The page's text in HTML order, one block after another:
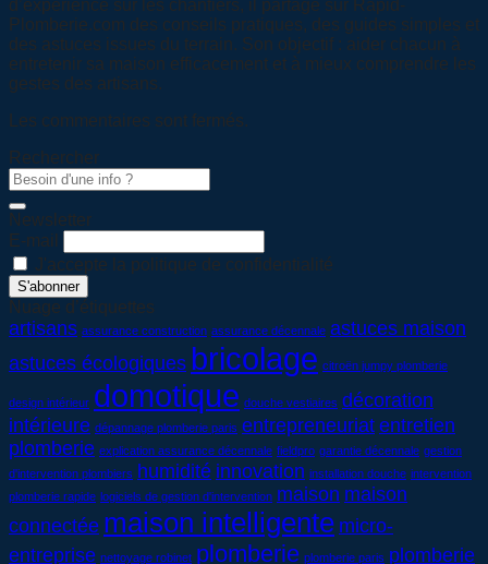
d’expérience sur les chantiers, il partage sur Rapid-
Plomberie.com des conseils pratiques, des guides simples et
des astuces issues du terrain. Son objectif : aider chacun à
entretenir sa maison efficacement et à mieux comprendre les
gestes des artisans.
Les commentaires sont fermés.
Rechercher
Newsletter
E-mail
J'accepte la politique de confidentialité
Nuage d’étiquettes
artisans assurance construction assurance décennale astuces maison
astuces écologiques bricolage citroën jumpy plomberie
design intérieur domotique douche vestiaires décoration
intérieure dépannage plomberie paris entrepreneuriat entretien
plomberie explication assurance décennale fieldpro garantie décennale gestion
d'intervention plombiers humidité innovation installation douche intervention
plomberie rapide logiciels de gestion d'intervention maison maison
connectée maison intelligente micro-
entreprise nettoyage robinet plomberie plomberie paris plomberie